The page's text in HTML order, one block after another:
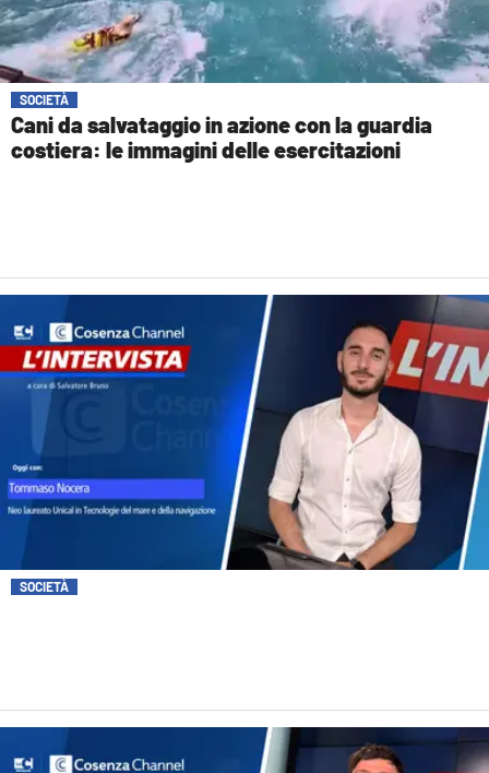
COSENZACHANNEL.IT
ILVIBONESE.IT
CATANZAROCHANNEL.IT
LACAPITALENEWS.IT
SOCIETÀ
Cani da salvataggio in azione con la guardia
costiera: le immagini delle esercitazioni
SOCIETÀ